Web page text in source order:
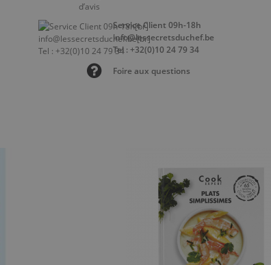
Service Client 09h-18h
info@lessecretsduchef.be
Tel : +32(0)10 24 79 34
Foire aux questions